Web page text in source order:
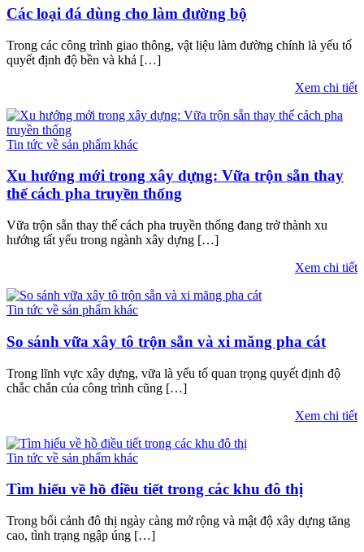
Các loại đá dùng cho làm đường bộ
Trong các công trình giao thông, vật liệu làm đường chính là yếu tố
quyết định độ bền và khả […]
Xem chi tiết
Tin tức về sản phẩm khác
Xu hướng mới trong xây dựng: Vữa trộn sẵn thay
thế cách pha truyền thống
Vữa trộn sẵn thay thế cách pha truyền thống đang trở thành xu
hướng tất yếu trong ngành xây dựng […]
Xem chi tiết
Tin tức về sản phẩm khác
So sánh vữa xây tô trộn sẵn và xi măng pha cát
Trong lĩnh vực xây dựng, vữa là yếu tố quan trọng quyết định độ
chắc chắn của công trình cũng […]
Xem chi tiết
Tin tức về sản phẩm khác
Tìm hiểu về hồ điều tiết trong các khu đô thị
Trong bối cảnh đô thị ngày càng mở rộng và mật độ xây dựng tăng
cao, tình trạng ngập úng […]